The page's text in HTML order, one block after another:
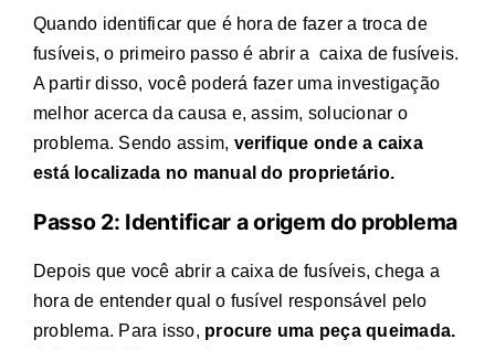
Quando identificar que é hora de fazer a troca de
fusíveis, o primeiro passo é abrir a caixa de fusíveis.
A partir disso, você poderá fazer uma investigação
melhor acerca da causa e, assim, solucionar o
problema. Sendo assim, verifique onde a caixa
está localizada no manual do proprietário.
Passo 2: Identificar a origem do problema
Depois que você abrir a caixa de fusíveis, chega a
hora de entender qual o fusível responsável pelo
problema. Para isso, procure uma peça queimada.